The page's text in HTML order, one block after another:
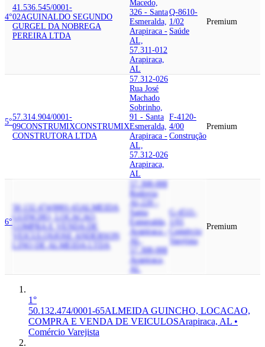
4°
41.536.545/0001-
02AGUINALDO SEGUNDO
GURGEL DA NOBREGA
PEREIRA LTDA
Macedo,
326 - Santa
Esmeralda,
Arapiraca -
AL,
57.311-012
Arapiraca,
AL
Q-8610-
1/02
Saúde
Premium
5°
57.314.904/0001-
09CONSTRUMIXCONSTRUMIX
CONSTRUTORA LTDA
57.312-026
Rua José
Machado
Sobrinho,
91 - Santa
Esmeralda,
Arapiraca -
AL,
57.312-026
Arapiraca,
AL
F-4120-
4/00
Construção
Premium
6°
50.132.474/0001-65ALMEIDA
GUINCHO, LOCACAO,
COMPRA E VENDA DE
VEICULOSJOSE ANDERSON
LINO DE ALMEIDA LTDA
57.308-000
Rodovia
Al-220 -
Santa
Esmeralda,
Arapiraca -
AL,
57.308-000
Arapiraca,
AL
G-4511-
Comércio
Varejista
Premium
1°
50.132.474/0001-65ALMEIDA GUINCHO, LOCACAO,
COMPRA E VENDA DE VEICULOSArapiraca, AL •
Comércio Varejista